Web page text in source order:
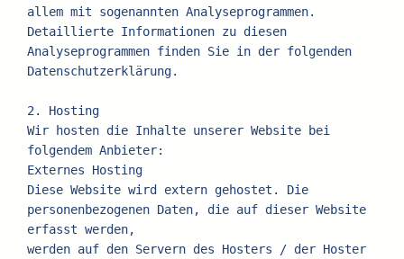
allem mit sogenannten Analyseprogrammen.
Detaillierte Informationen zu diesen
Analyseprogrammen finden Sie in der folgenden
Datenschutzerklärung.
2. Hosting
Wir hosten die Inhalte unserer Website bei
folgendem Anbieter:
Externes Hosting
Diese Website wird extern gehostet. Die
personenbezogenen Daten, die auf dieser Website
erfasst werden,
werden auf den Servern des Hosters / der Hoster